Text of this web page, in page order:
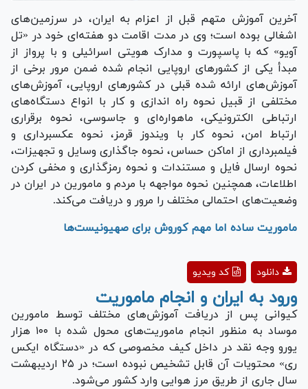
آخرین آموزش متهم قبل از اعزام به ایران، در سرزمین‌های
اشغالی بوده است؛ وی در مدت اقامت دو هفته‌ای خود در «تل
آویو» که با پاسپورت و مدارک هویتی اسرائیلی و با پرواز از
مبدأ یکی از کشور‌های اروپایی انجام شده ضمن مرور برخی از
آموزش‌های ارائه شده قبلی در کشور‌های اروپایی، آموزش‌های
مختلفی از قبیل نحوه راه اندازی و کار با انواع دستگاه‌های
ارتباطی الکترونیکی، ماهواره‌ای و جاسوسی، نحوه برقراری
ارتباط امن، نحوه کار با ویندوز قرمز، نحوه عکسبرداری و
فیلمبرداری از اماکن حساس، نحوه جاگذاری وسایل و تجهیزات،
نحوه ارسال فایل و مستندات و نحوه رمزگذاری و مخفی کردن
اطلاعات، همچنین نحوه مواجهه با مردم و مامورین در ایران در
وضعیت‌های احتمالی مختلف را مرور و دریافت می‌کند.
ماموریت ساده اما مهم کوروش برای صهیونیست‌ها
Play
Video
کد ویدیو دانلود
ورود به ایران و انجام ماموریت
کیوانی پس از دریافت آموزش‌های مختلف توسط مامورین
موساد به منظور انجام ماموریت‌های محول شده با ۱۰۰ هزار
یورو وجه نقد در داخل کیف مخصوصی که در «دستگاه ایکس
ری» محتویات آن قابل تشخیص نبوده است؛ در ۲۵ اردیبهشت
سال جاری از طریق مرز هوایی وارد کشور می‌شود.